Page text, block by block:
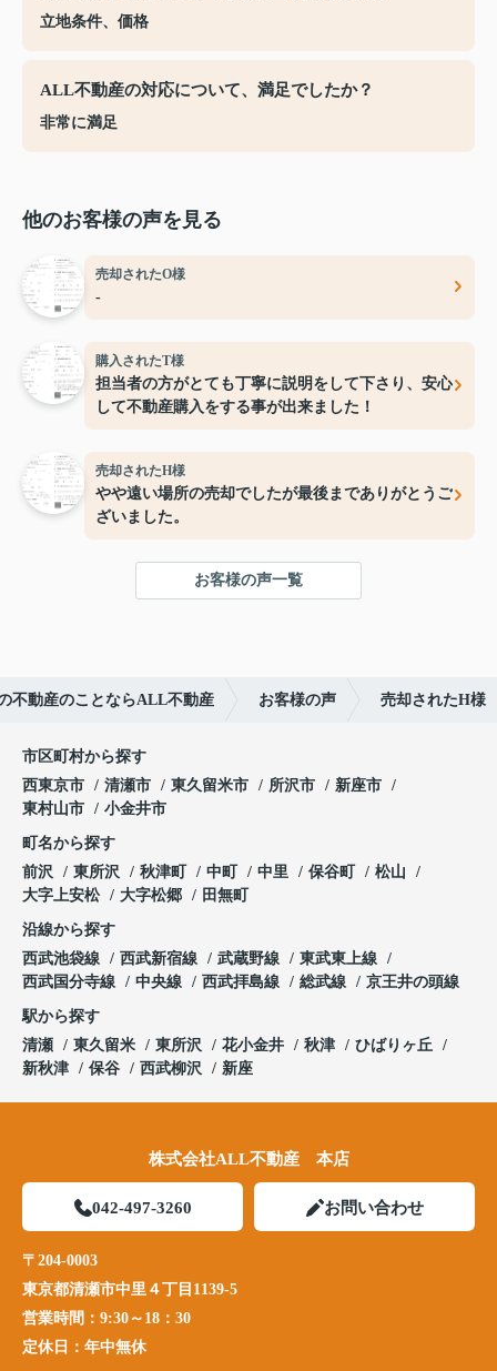
立地条件、価格
ALL不動産の対応について、満足でしたか？
非常に満足
他のお客様の声を見る
売却されたO様
-
購入されたT様
担当者の方がとても丁寧に説明をして下さり、安心
して不動産購入をする事が出来ました！
売却されたH様
やや遠い場所の売却でしたが最後までありがとうご
ざいました。
お客様の声一覧
不動産のことならALL不動産 お客様の声 売却されたH様
市区町村から探す
西東京市
清瀬市 東久留米市 所沢市
新座市
東村山市
小金井市
町名から探す
前沢
東所沢 秋津町 中町 中里 保谷町
松山
大字上安松
大字松郷 田無町
沿線から探す
西武池袋線
西武新宿線 武蔵野線
東武東上線
西武国分寺線
中央線 西武拝島線 総武線 京王井の頭線
駅から探す
清瀬
東久留米 東所沢 花小金井 秋津
ひばりヶ丘
新秋津
保谷 西武柳沢 新座
株式会社ALL不動産 本店
042-497-3260 お問い合わせ
〒204-0003
東京都清瀬市中里４丁目1139-5
営業時間： 9:30～18：30
定休日： 年中無休